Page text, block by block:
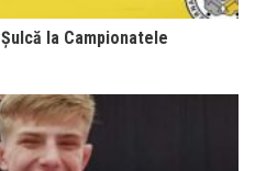
la Campionatele